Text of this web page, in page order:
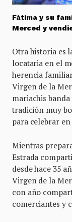
Fátima y su
Merced y
Otra historia es
locataria en el
herencia
Virgen de la
mariachis
tradición muy
para celebrar
Mientras
Estrada
desde hace 35
Virgen de la
con año
comerciantes y